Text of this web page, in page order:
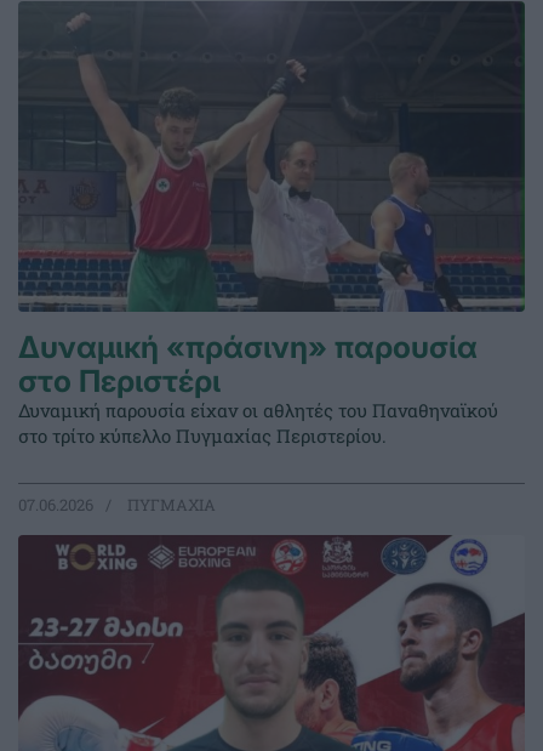
Δυναμική «πράσινη» παρουσία
στο Περιστέρι
Δυναμική παρουσία είχαν οι αθλητές του Παναθηναϊκού
στο τρίτο κύπελλο Πυγμαχίας Περιστερίου.
07.06.2026 ΠΥΓΜΑΧΙΑ